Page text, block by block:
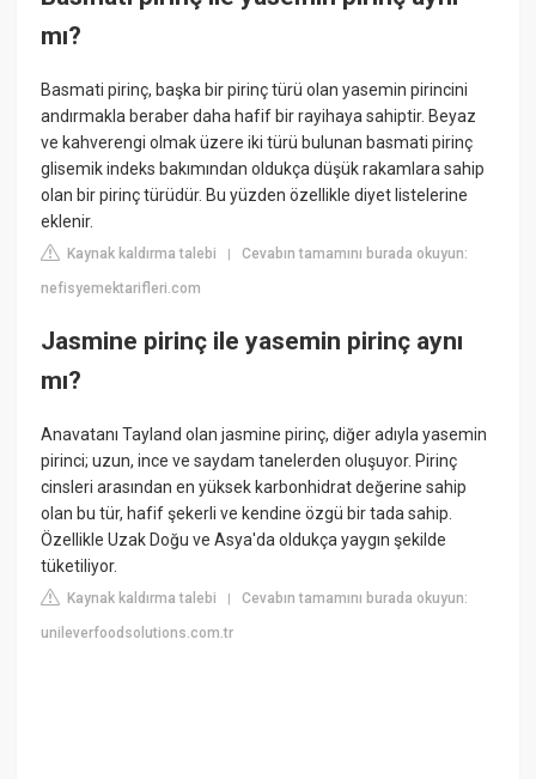
mı?
Basmati pirinç, başka bir pirinç türü olan yasemin pirincini
andırmakla beraber daha hafif bir rayihaya sahiptir. Beyaz
ve kahverengi olmak üzere iki türü bulunan basmati pirinç
glisemik indeks bakımından oldukça düşük rakamlara sahip
olan bir pirinç türüdür. Bu yüzden özellikle diyet listelerine
eklenir.
Kaynak kaldırma talebi |Cevabın tamamını burada okuyun:
nefisyemektarifleri.com
Jasmine pirinç ile yasemin pirinç aynı
mı?
Anavatanı Tayland olan jasmine pirinç, diğer adıyla yasemin
pirinci; uzun, ince ve saydam tanelerden oluşuyor. Pirinç
cinsleri arasından en yüksek karbonhidrat değerine sahip
olan bu tür, hafif şekerli ve kendine özgü bir tada sahip.
Özellikle Uzak Doğu ve Asya'da oldukça yaygın şekilde
tüketiliyor.
Kaynak kaldırma talebi |Cevabın tamamını burada okuyun:
unileverfoodsolutions.com.tr